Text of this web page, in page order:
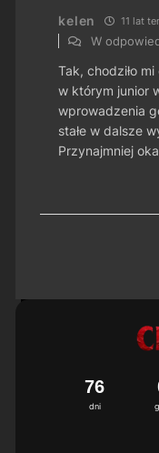
kelen 11 lat
W
Tak, chodziło mi
w którym junior
wprowadzenia
stałe w dalsze
Przynajmniej
dni
76